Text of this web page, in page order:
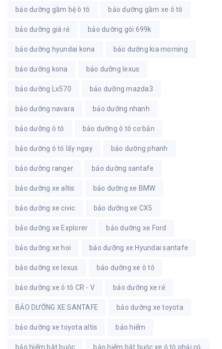
bảo dưỡng gầm bệ ô tô bảo dưỡng gầm xe ô tô
bảo dưỡng giá rẻ bảo dưỡng gói 699k
bảo dưỡng hyundai kona bảo dưỡng kia morning
bảo dưỡng kona bảo dưỡng lexus
bảo dưỡng Lx570 bảo dưỡng mazda3
bảo dưỡng navara bảo dưỡng nhanh
bảo dưỡng ô tô bảo dưỡng ô tô cơ bản
bảo dưỡng ô tô lấy ngay bảo dưỡng phanh
bảo dưỡng ranger bảo dưỡng santafe
bảo dưỡng xe altis bảo dưỡng xe BMW
bảo dưỡng xe civic bảo dưỡng xe CX5
bảo dưỡng xe Explorer bảo dưỡng xe Ford
bảo dưỡng xe hoi bảo dưỡng xe Hyundai santafe
bảo dưỡng xe lexus bảo dưỡng xe ô tô
bảo dưỡng xe ô tô CR - V bảo dưỡng xe rẻ
BẢO DƯỠNG XE SANTAFE bảo dưỡng xe toyota
bảo dưỡng xe toyota altis bảo hiểm
bảo hiểm bắt buộc bảo hiểm bắt buộc xe ô tô phải có